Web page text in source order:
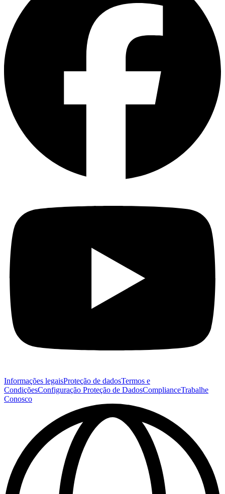
Informações legaisProteção de dadosTermos e
CondiçõesConfiguração Proteção de DadosComplianceTrabalhe
Conosco